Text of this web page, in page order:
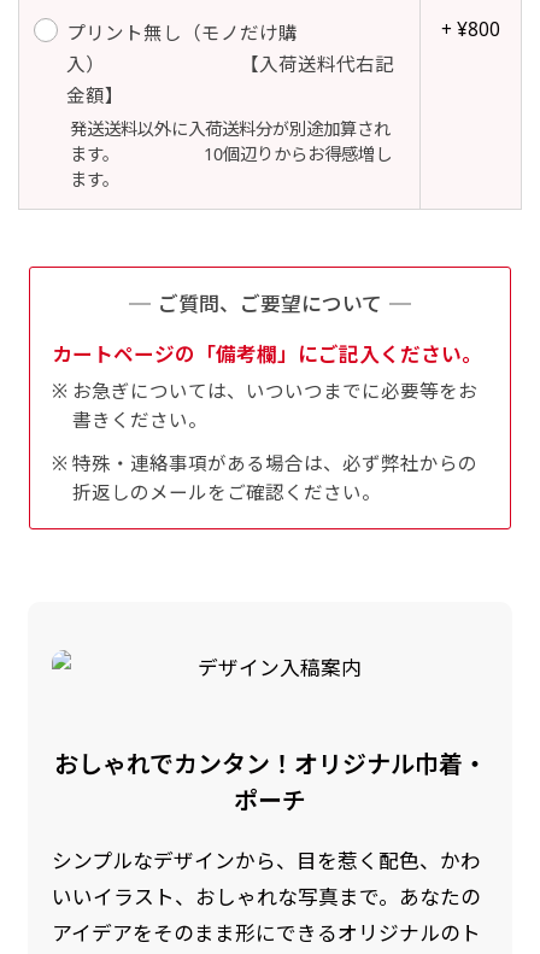
プリント無し（モノだけ購
入） 【入荷送料代右記
金額】
発送送料以外に入荷送料分が別途加算され
ます。 10個辺りからお得感増し
ます。
+ ¥800
ご質問、ご要望について
カートページの「備考欄」にご記入ください。
お急ぎについては、いついつまでに必要等をお
書きください。
特殊・連絡事項がある場合は、必ず弊社からの
折返しのメールをご確認ください。
おしゃれでカンタン！オリジナル巾着・
ポーチ
シンプルなデザインから、目を惹く配色、かわ
いいイラスト、おしゃれな写真まで。あなたの
アイデアをそのまま形にできるオリジナルのト
自由入力(60x180以内)
お好みのサイズで縦幕・横幕の作成が可能です。
長辺が180cm以内、短辺が60cm以内であれば自
由なサイズを指定下さい！
あんな場所こんな場所お好みのサイズでお好みの
幕の製作をお楽しみください
レギュラーのれんは横幕の上部にチチを5か所つ
けて疑似的にのれんのような幕をつくります。お
店の入口付近の装飾に是非！
(180x30)
レギュラーのれんスリムは横幕の上部にチチを5
か所つけて疑似的にのれんのような幕をつくりま
す。
レギュラーのれんとの違いは縦のサイズが異なり
ます。（レギュラーのれん縦50cm／レギュラー
スリムのれん縦30cm）お店の入口付近の装飾に